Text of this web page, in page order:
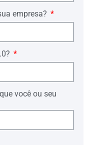
empresa?
você ou seu